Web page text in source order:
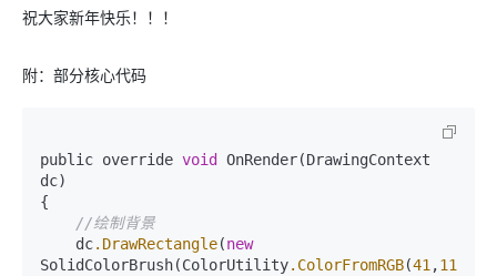
祝大家新年快乐！！！
附：部分核心代码
public override void
OnRender(DrawingContext
dc)
{
//绘制背景
dc.DrawRectangle(new
SolidColorBrush(ColorUtility.ColorFromRGB(41 ,113